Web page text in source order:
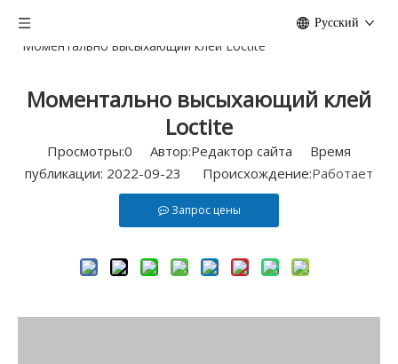
Pусский
Преимущества Локтайт
/
Моментально высыхающий клей Loctite
Моментально высыхающий клей
Loctite
Просмотры:0 Автор:Pедактор сайта Время
публикации: 2022-09-23 Происхождение:Работает
Запрос цены